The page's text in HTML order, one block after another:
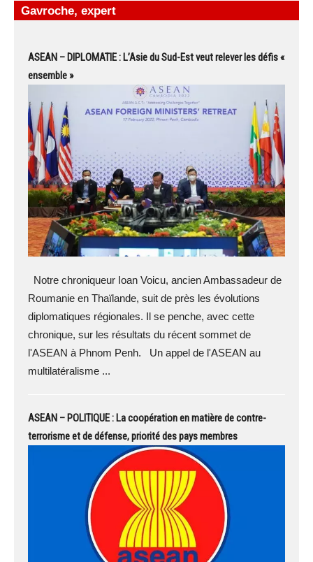
Gavroche, expert
ASEAN – DIPLOMATIE : L’Asie du Sud-Est veut relever les défis «
ensemble »
Notre chroniqueur Ioan Voicu, ancien Ambassadeur de
Roumanie en Thaïlande, suit de près les évolutions
diplomatiques régionales. Il se penche, avec cette
chronique, sur les résultats du récent sommet de
l'ASEAN à Phnom Penh. Un appel de l'ASEAN au
multilatéralisme ...
ASEAN – POLITIQUE : La coopération en matière de contre-
terrorisme et de défense, priorité des pays membres